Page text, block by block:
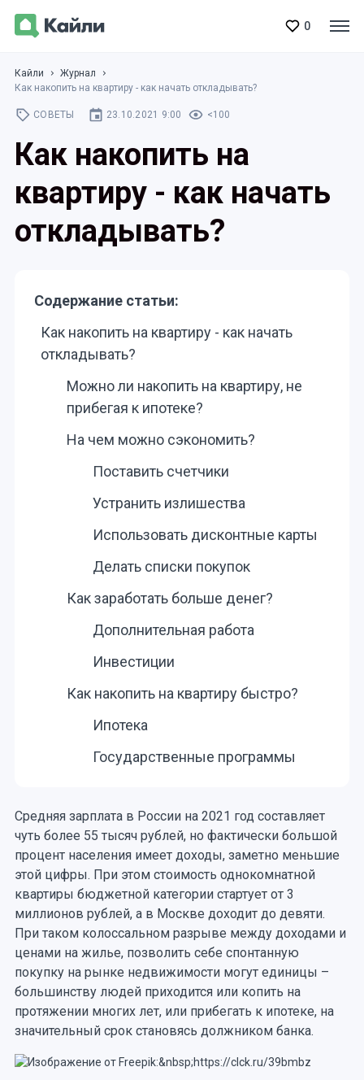
0
Кайли
Журнал
Как накопить на квартиру - как начать откладывать?
СОВЕТЫ 23.10.2021 9:00 <100
Как накопить на
квартиру - как начать
откладывать?
Содержание статьи:
Как накопить на квартиру - как начать
откладывать?
Можно ли накопить на квартиру, не
прибегая к ипотеке?
На чем можно сэкономить?
Поставить счетчики
Устранить излишества
Использовать дисконтные карты
Делать списки покупок
Как заработать больше денег?
Дополнительная работа
Инвестиции
Как накопить на квартиру быстро?
Ипотека
Государственные программы
Средняя зарплата в России на 2021 год составляет
чуть более 55 тысяч рублей, но фактически большой
процент населения имеет доходы, заметно меньшие
этой цифры. При этом стоимость однокомнатной
квартиры бюджетной категории стартует от 3
миллионов рублей, а в Москве доходит до девяти.
При таком колоссальном разрыве между доходами и
ценами на жилье, позволить себе спонтанную
покупку на рынке недвижимости могут единицы –
большинству людей приходится или копить на
протяжении многих лет, или прибегать к ипотеке, на
значительный срок становясь должником банка.